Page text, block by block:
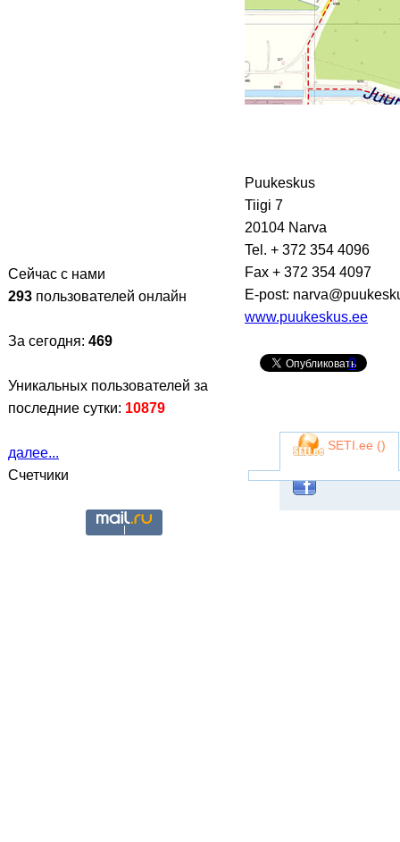
Сейчас с нами
293 пользователей онлайн
За сегодня: 469
Уникальных пользователей за
последние сутки: 10879
далее...
Счетчики
Puukeskus
Tiigi 7
20104 Narva
Tel. + 372 354 4096
Fax + 372 354 4097
E-post:
www.puukeskus.ee
0
SETI.ee ()